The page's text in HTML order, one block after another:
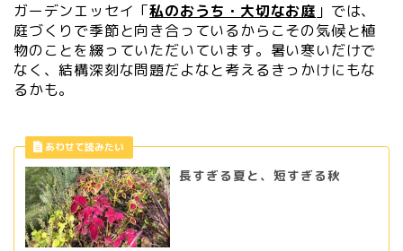
ガーデンエッセイ「私のおうち・大切なお庭 」では、
庭づくりで季節と向き合っているからこその気候と植
物のことを綴っていただいています。暑い寒いだけで
なく、結構深刻な問題だよなと考えるきっかけにもな
るかも。
長すぎる夏と、短すぎる秋